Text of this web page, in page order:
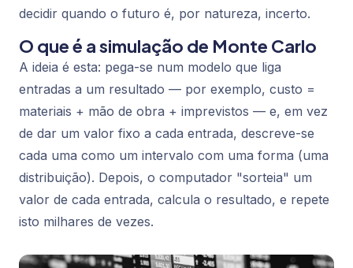
decidir quando o futuro é, por natureza, incerto.
O que é a simulação de Monte Carlo
A ideia é esta: pega-se num modelo que liga
entradas a um resultado — por exemplo, custo =
materiais + mão de obra + imprevistos — e, em vez
de dar um valor fixo a cada entrada, descreve-se
cada uma como um intervalo com uma forma (uma
distribuição). Depois, o computador "sorteia" um
valor de cada entrada, calcula o resultado, e repete
isto milhares de vezes.